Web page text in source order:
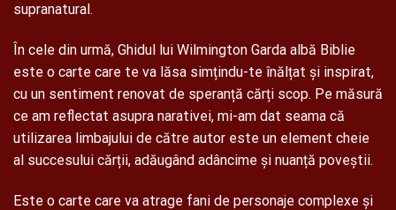
supranatural.
În cele din urmă, Ghidul lui Wilmington Garda albă Biblie
este o carte care te va lăsa simțindu-te înălțat și inspirat,
cu un sentiment renovat de speranță cărți scop. Pe măsură
ce am reflectat asupra narativei, mi-am dat seama că
utilizarea limbajului de către autor este un element cheie
al succesului cărții, adăugând adâncime și nuanță poveștii.
Este o carte care va atrage fani de personaje complexe și